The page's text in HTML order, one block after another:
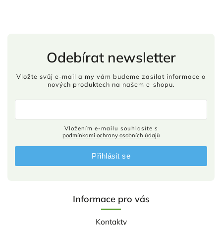
Informace pro vás
Kontakty
Odebírat newsletter
Vložte svůj e-mail a my vám budeme zasílat informace o
nových produktech na našem e-shopu.
podmínkami ochrany osobních údajů
Přihlásit se